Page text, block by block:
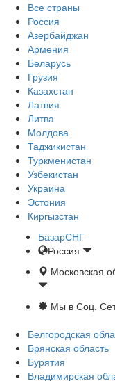
Все страны
Россия
Азербайджан
Армения
Беларусь
Грузия
Казахстан
Латвия
Литва
Молдова
Таджикистан
Туркменистан
Узбекистан
Украина
Эстония
Киргызстан
БазарСНГ
Россия
Московская
Мы в Соц.
Белгородская
Брянская область
Бурятия
Владимирская